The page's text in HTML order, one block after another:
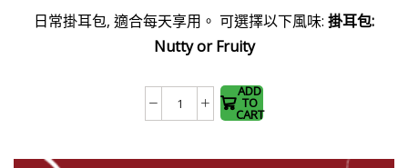
日常掛耳包, 適合每天享用。 可選擇以下風味: 掛耳包:
Nutty or Fruity
掛
包
ADD
TO
CART
product
has
multiple
The
options
chosen